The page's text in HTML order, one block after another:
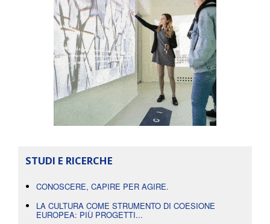
STUDI E RICERCHE
CONOSCERE, CAPIRE PER AGIRE.
LA CULTURA COME STRUMENTO DI COESIONE
EUROPEA: PIÙ PROGETTI...